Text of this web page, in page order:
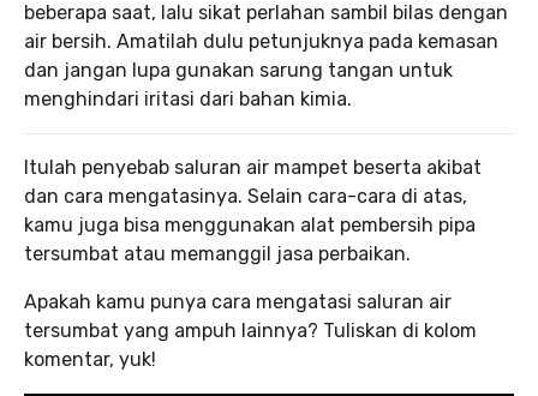
beberapa saat, lalu sikat perlahan sambil bilas dengan
air bersih. Amatilah dulu petunjuknya pada kemasan
dan jangan lupa gunakan sarung tangan untuk
menghindari iritasi dari bahan kimia.
Itulah penyebab saluran air mampet beserta akibat
dan cara mengatasinya. Selain cara-cara di atas,
kamu juga bisa menggunakan alat pembersih pipa
tersumbat atau memanggil jasa perbaikan.
Apakah kamu punya cara mengatasi saluran air
tersumbat yang ampuh lainnya? Tuliskan di kolom
komentar, yuk!